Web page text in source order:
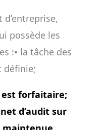
possède les
:• la tâche des
définie;
forfaitaire;
d’audit sur